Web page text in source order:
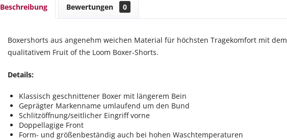
Beschreibung Bewertungen 0
Boxershorts aus angenehm weichen Material für höchsten Tragekomfort mit dem
qualitativem Fruit of the Loom Boxer-Shorts.
Details:
Klassisch geschnittener Boxer mit längerem Bein
Geprägter Markenname umlaufend um den Bund
Schlitzöffnung/seitlicher Eingriff vorne
Doppellagige Front
Form- und größenbeständig auch bei hohen Waschtemperaturen